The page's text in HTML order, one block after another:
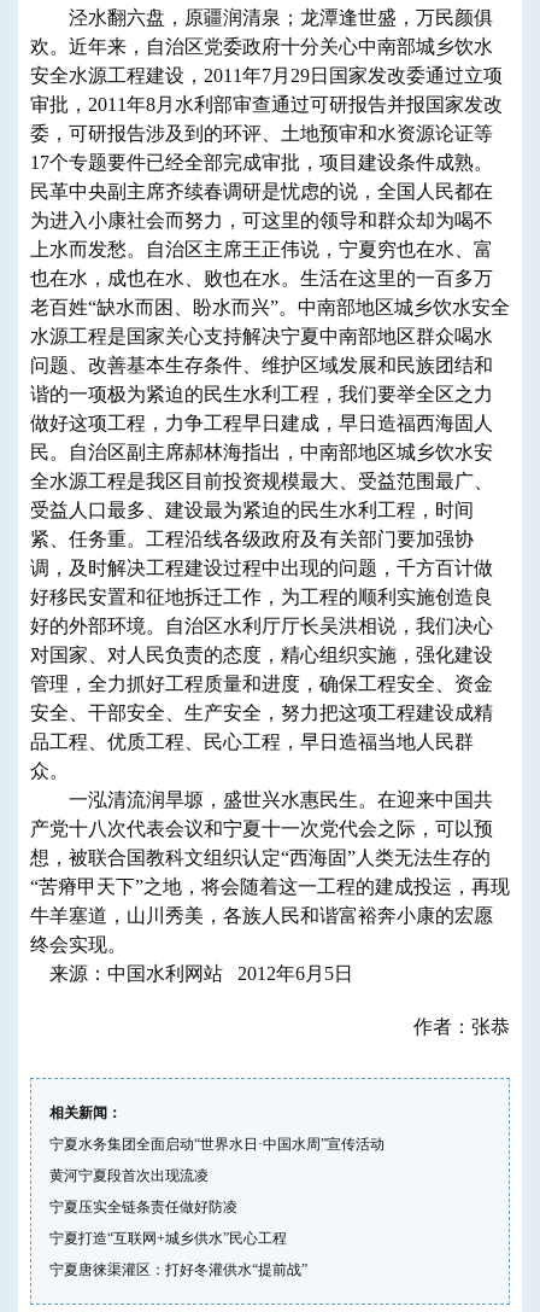
泾水翻六盘，原疆润清泉；龙潭逢世盛，万民颜俱
欢。近年来，自治区党委政府十分关心中南部城乡饮水
安全水源工程建设，2011年7月29日国家发改委通过立项
审批，2011年8月水利部审查通过可研报告并报国家发改
委，可研报告涉及到的环评、土地预审和水资源论证等
17个专题要件已经全部完成审批，项目建设条件成熟。
民革中央副主席齐续春调研是忧虑的说，全国人民都在
为进入小康社会而努力，可这里的领导和群众却为喝不
上水而发愁。自治区主席王正伟说，宁夏穷也在水、富
也在水，成也在水、败也在水。生活在这里的一百多万
老百姓“缺水而困、盼水而兴”。中南部地区城乡饮水安全
水源工程是国家关心支持解决宁夏中南部地区群众喝水
问题、改善基本生存条件、维护区域发展和民族团结和
谐的一项极为紧迫的民生水利工程，我们要举全区之力
做好这项工程，力争工程早日建成，早日造福西海固人
民。自治区副主席郝林海指出，中南部地区城乡饮水安
全水源工程是我区目前投资规模最大、受益范围最广、
受益人口最多、建设最为紧迫的民生水利工程，时间
紧、任务重。工程沿线各级政府及有关部门要加强协
调，及时解决工程建设过程中出现的问题，千方百计做
好移民安置和征地拆迁工作，为工程的顺利实施创造良
好的外部环境。自治区水利厅厅长吴洪相说，我们决心
对国家、对人民负责的态度，精心组织实施，强化建设
管理，全力抓好工程质量和进度，确保工程安全、资金
安全、干部安全、生产安全，努力把这项工程建设成精
品工程、优质工程、民心工程，早日造福当地人民群
众。
一泓清流润旱塬，盛世兴水惠民生。在迎来中国共
产党十八次代表会议和宁夏十一次党代会之际，可以预
想，被联合国教科文组织认定“西海固”人类无法生存的
“苦瘠甲天下”之地，将会随着这一工程的建成投运，再现
牛羊塞道，山川秀美，各族人民和谐富裕奔小康的宏愿
终会实现。
来源：中国水利网站 2012年6月5日
作者：张恭
相关新闻：
宁夏水务集团全面启动“世界水日·中国水周”宣传活动
黄河宁夏段首次出现流凌
宁夏压实全链条责任做好防凌
宁夏打造“互联网+城乡供水”民心工程
宁夏唐徕渠灌区：打好冬灌供水“提前战”